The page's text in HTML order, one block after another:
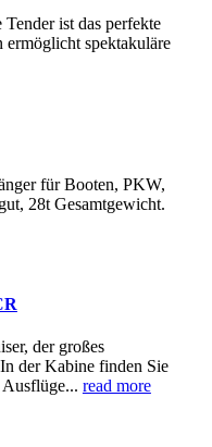
ist das perfekte
ermöglicht spektakuläre
für Booten, PKW,
28t Gesamtgewicht.
der großes
der Kabine finden Sie
read more